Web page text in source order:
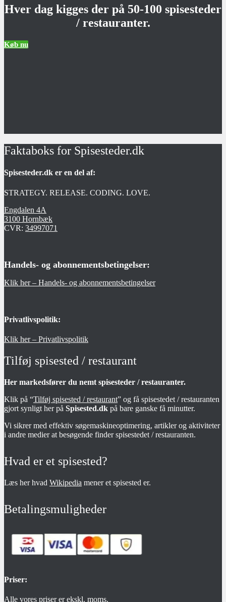
Hver dag kigges der på 50-100 spisesteder
/ restauranter.
Køb nu
Faktaboks for Spisesteder.dk
Spisesteder.dk er en del af:
STRATEGY. RELEASE. CODING. LOVE.
Engdalen 4A
3100 Hornbæk
CVR: 34997071
Handels- og abonnementsbetingelser:
Klik her – Handels- og abonnementsbetingelser
Privatlivspolitik:
Klik her – Privatlivspolitik
Tilføj spisested / restaurant
Her markedsfører du nemt spisesteder / restauranter.
Klik på “Tilføj spisested / restaurant” og få spisestedet / restauranten
gjort synligt her på Spisested.dk på bare ganske få minutter.
Vi sikrer med effektiv søgemaskineoptimering, artikler og aktiviteter
i andre medier at besøgende finder spisestedet / restauranten.
Hvad er et spisested?
Læs her hvad Wikipedia mener et spisested er.
Betalingsmuligheder
Priser:
Alle vores priser er ekskl. moms.